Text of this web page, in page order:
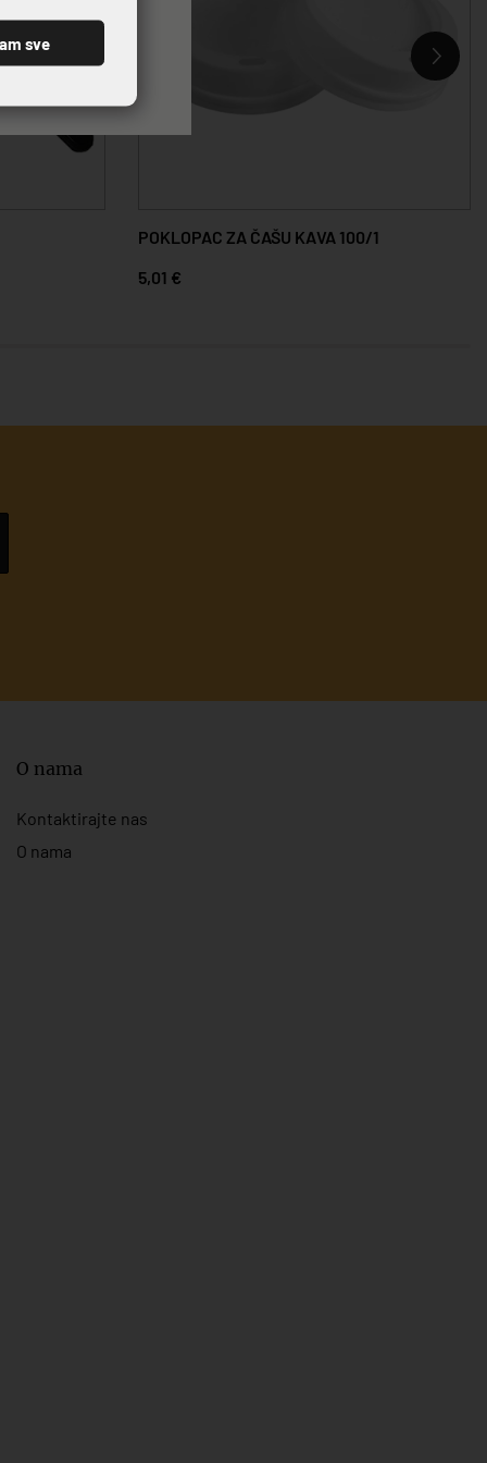
POKLOPAC ZA ČAŠU KAVA 100/1
5,01 €
O nama
Kontaktirajte nas
O nama
sve